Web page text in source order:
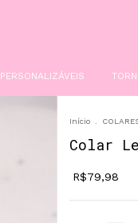
PERSONALIZÁVEIS
Início
Colar
R$79,98